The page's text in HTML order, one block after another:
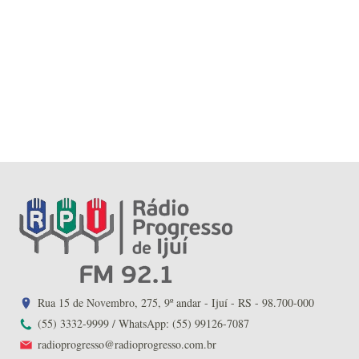
Rua 15 de Novembro, 275, 9º andar - Ijuí - RS - 98.700-000
(55) 3332-9999 / WhatsApp: (55) 99126-7087
radioprogresso@radioprogresso.com.br